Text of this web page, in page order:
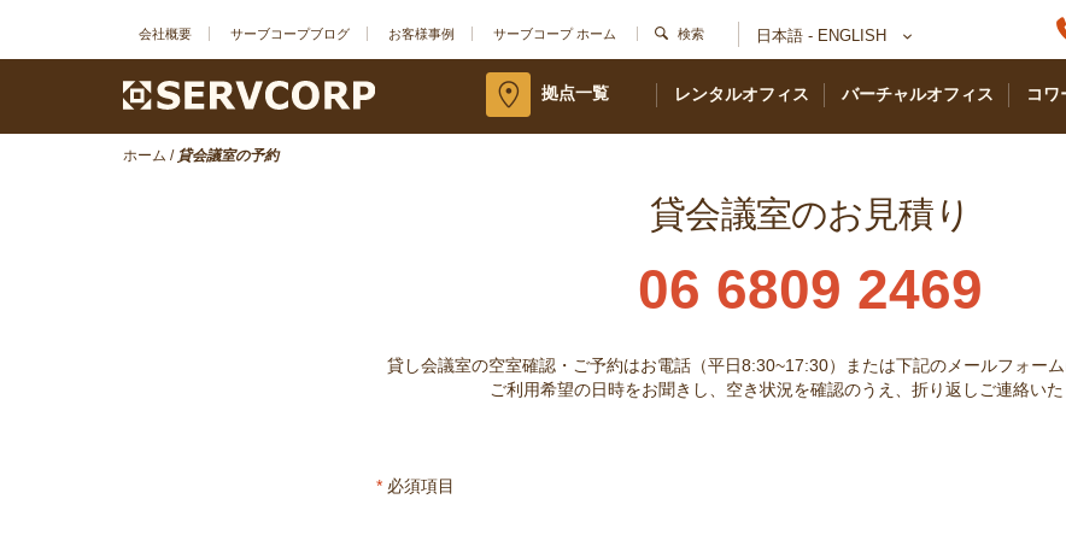
会社概要 サーブコープブログ お客様事例 サーブコープ ホーム 検索 日本語 - ENGLISH
レンタルオフィス バーチャルオフィス コワ
拠点一覧
ホーム / 貸会議室の予約
貸会議室のお見積り
06 6809 2469
貸し会議室の空室確認・ご予約はお電話（平日8:30~17:30）または下記のメールフォーム
ご利用希望の日時をお聞きし、空き状況を確認のうえ、折り返しご連絡いた
*必須項目